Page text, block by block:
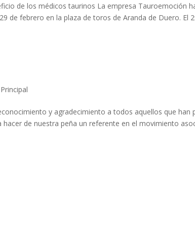
de los médicos taurinos La empresa Tauroemoción
de febrero en la plaza de toros de Aranda de Duero. El
Principal
y agradecimiento a todos aquellos que han
de nuestra peña un referente en el movimiento